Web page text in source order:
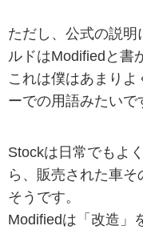
ただし、公式の説明
ルドはModifiedと書
これは僕はあまり
ーでの用語みたいで
Stockは日常でもよ
ら、販売された車
そうです。
Modifiedは「改造」